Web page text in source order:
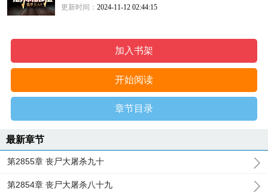
更新时间：2024-11-12 02:44:15
加入书架
开始阅读
章节目录
最新章节
第2855章 丧尸大屠杀九十
第2854章 丧尸大屠杀八十九